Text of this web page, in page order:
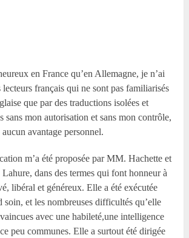
en France qu’en Allemagne, je n’ai
lecteurs français qui ne sont pas familiarisés
que par des traductions isolées et
sans mon autorisation et sans mon contrôle,
avantage personnel.
m’a été proposée par MM. Hachette et
dans des termes qui font honneur à
libéral et généreux. Elle a été exécutée
soin, et les nombreuses difficultés qu’elle
avec une habileté,une intelligence
peu communes. Elle a surtout été dirigée